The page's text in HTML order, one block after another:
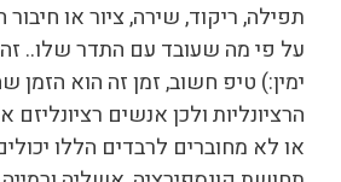
תפילה, ריקוד, שירה, ציור או
על פי מה שעובד עם התדר שלו..
ימין:) טיפ חשוב, זמן זה הוא הזמן
הרציונליות ולכן אנשים רציונליזם
או לא מחוברים לרבדים הללו